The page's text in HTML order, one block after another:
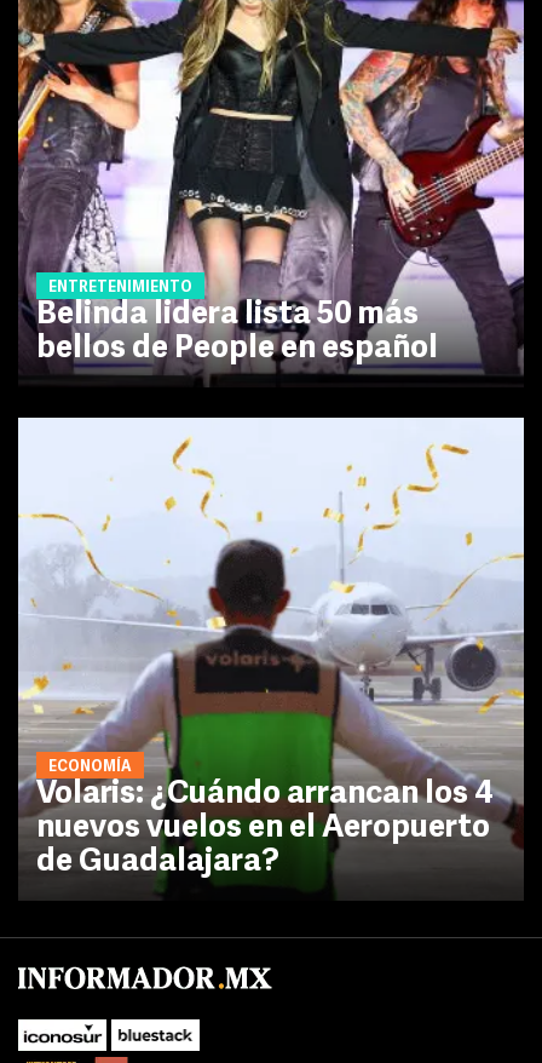
ENTRETENIMIENTO
Belinda lidera lista 50 más
bellos de People en español
ECONOMÍA
Volaris: ¿Cuándo arrancan los 4
nuevos vuelos en el Aeropuerto
de Guadalajara?